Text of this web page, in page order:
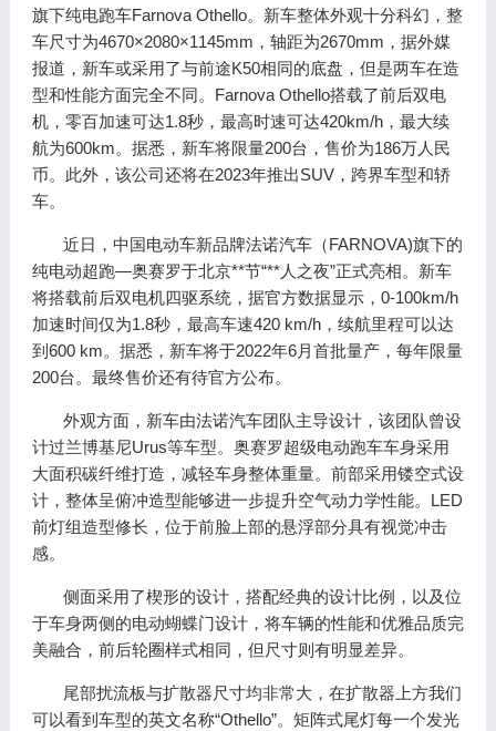
旗下纯电跑车Farnova Othello。新车整体外观十分科幻，整
车尺寸为4670×2080×1145mm，轴距为2670mm，据外媒
报道，新车或采用了与前途K50相同的底盘，但是两车在造
型和性能方面完全不同。Farnova Othello搭载了前后双电
机，零百加速可达1.8秒，最高时速可达420km/h，最大续
航为600km。据悉，新车将限量200台，售价为186万人民
币。此外，该公司还将在2023年推出SUV，跨界车型和轿
车。
近日，中国电动车新品牌法诺汽车（FARNOVA)旗下的
纯电动超跑—奥赛罗于北京**节“**人之夜”正式亮相。新车
将搭载前后双电机四驱系统，据官方数据显示，0-100km/h
加速时间仅为1.8秒，最高车速420 km/h，续航里程可以达
到600 km。据悉，新车将于2022年6月首批量产，每年限量
200台。最终售价还有待官方公布。
外观方面，新车由法诺汽车团队主导设计，该团队曾设
计过兰博基尼Urus等车型。奥赛罗超级电动跑车车身采用
大面积碳纤维打造，减轻车身整体重量。前部采用镂空式设
计，整体呈俯冲造型能够进一步提升空气动力学性能。LED
前灯组造型修长，位于前脸上部的悬浮部分具有视觉冲击
感。
侧面采用了楔形的设计，搭配经典的设计比例，以及位
于车身两侧的电动蝴蝶门设计，将车辆的性能和优雅品质完
美融合，前后轮圈样式相同，但尺寸则有明显差异。
尾部扰流板与扩散器尺寸均非常大，在扩散器上方我们
可以看到车型的英文名称“Othello”。矩阵式尾灯每一个发光